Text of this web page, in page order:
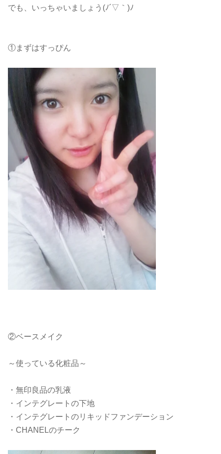
でも、いっちゃいましょう(ﾉ´▽｀)ﾉ
①まずはすっぴん
②ベースメイク
～使っている化粧品～
・無印良品の乳液
・インテグレートの下地
・インテグレートのリキッドファンデーション
・CHANELのチーク